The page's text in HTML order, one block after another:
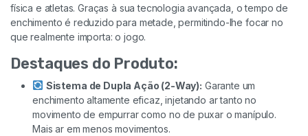
física e atletas. Graças à sua tecnologia avançada, o tempo de
enchimento é reduzido para metade, permitindo-lhe focar no
que realmente importa: o jogo.
Destaques do Produto:
Sistema de Dupla Ação (2-Way): Garante um
enchimento altamente eficaz, injetando ar tanto no
movimento de empurrar como no de puxar o manípulo.
Mais ar em menos movimentos.